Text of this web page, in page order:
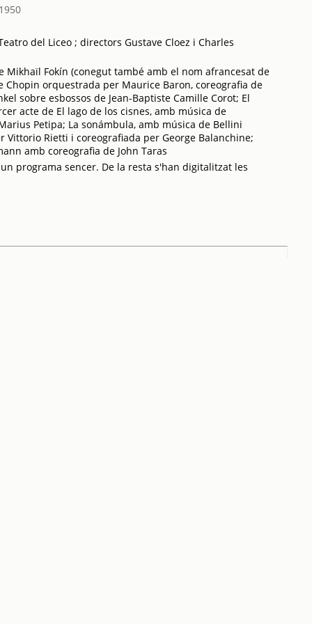
del Liceo ; directors Gustave Cloez i Charles
Mikhaïl Fokín (conegut també amb el nom afrancesat de
Chopin orquestrada per Maurice Baron, coreografia de
sobre esbossos de Jean-Baptiste Camille Corot; El
acte de El lago de los cisnes, amb música de
Petipa; La sonámbula, amb música de Bellini
Rietti i coreografiada per George Balanchine;
amb coreografia de John Taras
programa sencer. De la resta s'han digitalitzat les